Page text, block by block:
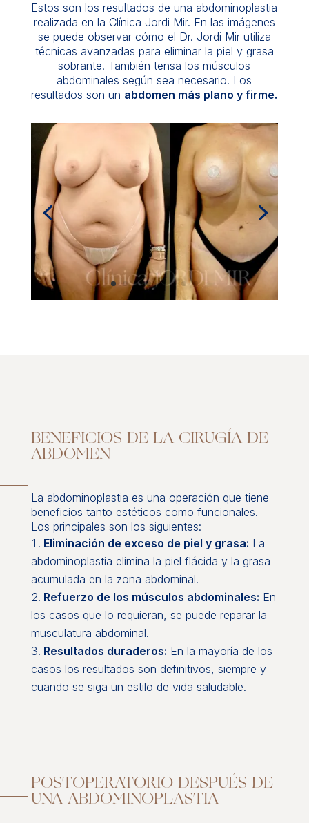
Estos son los resultados de una abdominoplastia
realizada en la Clínica Jordi Mir. En las imágenes
se puede observar cómo el Dr. Jordi Mir utiliza
técnicas avanzadas para eliminar la piel y grasa
sobrante. También tensa los músculos
abdominales según sea necesario. Los
resultados son un abdomen más plano y firme.
BENEFICIOS DE LA CIRUGÍA DE
ABDOMEN
La abdominoplastia es una operación que tiene
beneficios tanto estéticos como funcionales.
Los principales son los siguientes:
Eliminación de exceso de piel y grasa: La
abdominoplastia elimina la piel flácida y la grasa
acumulada en la zona abdominal.
Refuerzo de los músculos abdominales: En
los casos que lo requieran, se puede reparar la
musculatura abdominal.
Resultados duraderos: En la mayoría de los
casos los resultados son definitivos, siempre y
cuando se siga un estilo de vida saludable.
POSTOPERATORIO DESPUÉS DE
UNA ABDOMINOPLASTIA